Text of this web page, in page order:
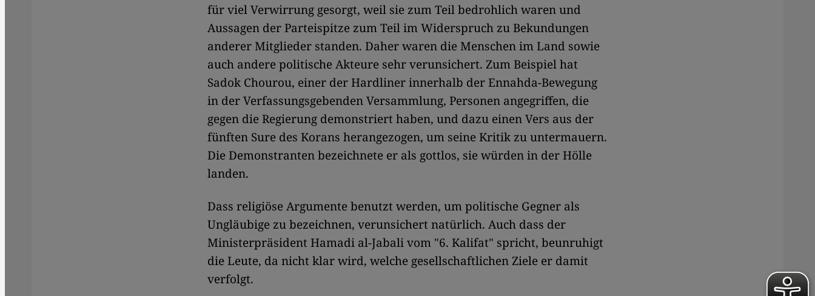
für viel Verwirrung gesorgt, weil sie zum Teil bedrohlich waren und
Aussagen der Parteispitze zum Teil im Widerspruch zu Bekundungen
anderer Mitglieder standen. Daher waren die Menschen im Land sowie
auch andere politische Akteure sehr verunsichert. Zum Beispiel hat
Sadok Chourou, einer der Hardliner innerhalb der Ennahda-Bewegung
in der Verfassungsgebenden Versammlung, Personen angegriffen, die
gegen die Regierung demonstriert haben, und dazu einen Vers aus der
fünften Sure des Korans herangezogen, um seine Kritik zu untermauern.
Die Demonstranten bezeichnete er als gottlos, sie würden in der Hölle
landen.
Dass religiöse Argumente benutzt werden, um politische Gegner als
Ungläubige zu bezeichnen, verunsichert natürlich. Auch dass der
Ministerpräsident Hamadi al-Jabali vom "6. Kalifat" spricht, beunruhigt
die Leute, da nicht klar wird, welche gesellschaftlichen Ziele er damit
verfolgt.